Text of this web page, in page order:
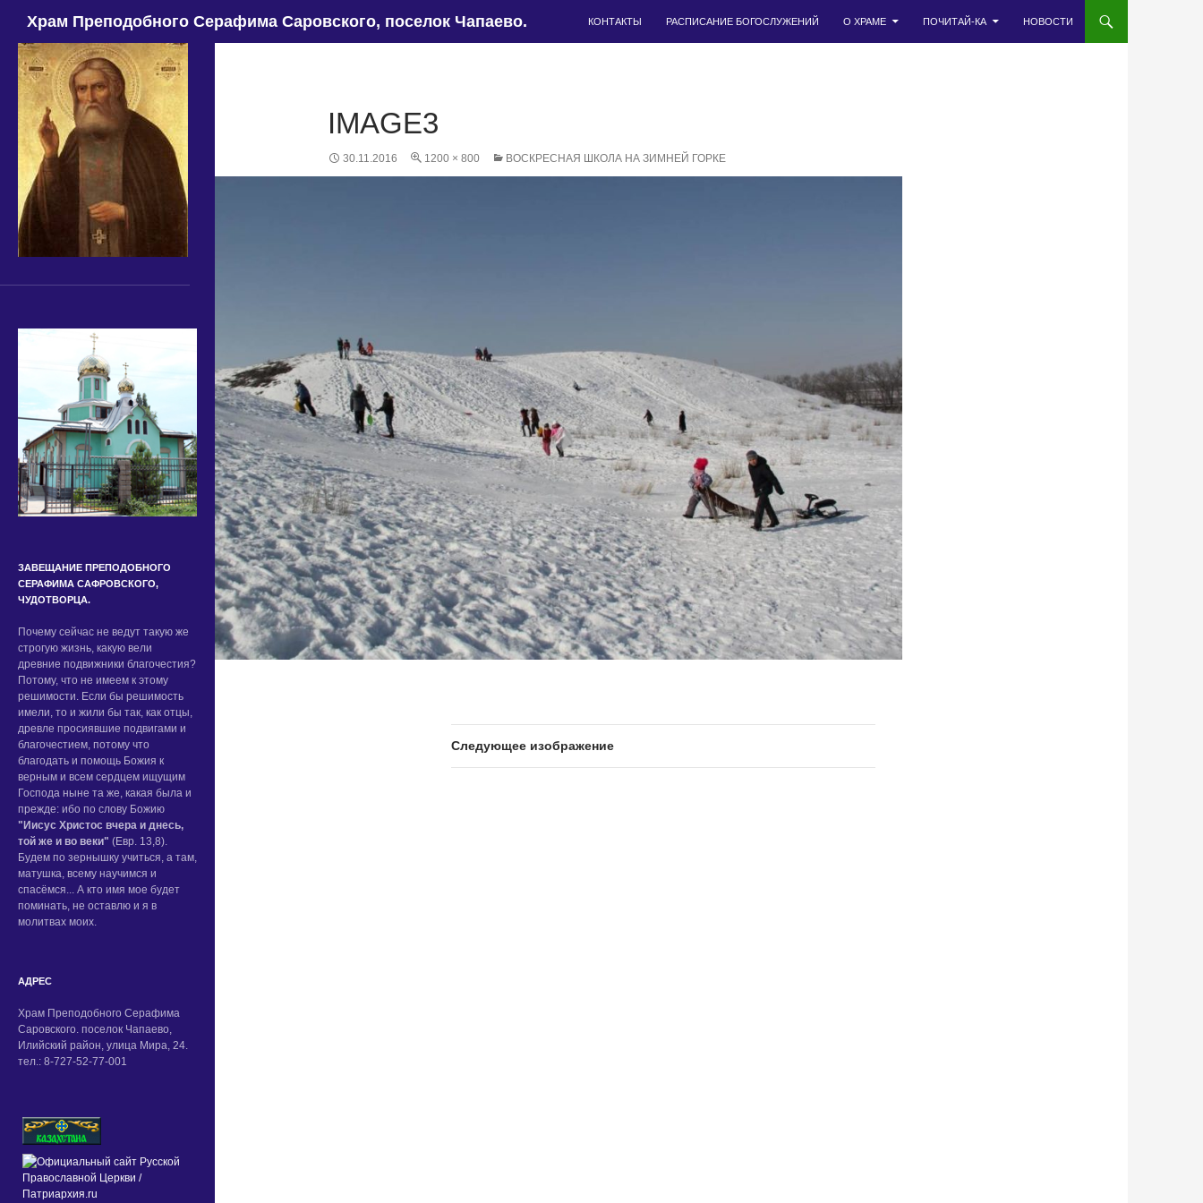
Храм Преподобного Серафима Саровского, поселок Чапаево.
КОНТАКТЫ
РАСПИСАНИЕ БОГОСЛУЖЕНИЙ О ХРАМЕ ПОЧИТАЙ-КА НОВОСТИ
IMAGE3
30.11.2016 1200 × 800 ВОСКРЕСНАЯ ШКОЛА НА ЗИМНЕЙ ГОРКЕ
Следующее изображение
ЗАВЕЩАНИЕ ПРЕПОДОБНОГО
СЕРАФИМА САФРОВСКОГО,
ЧУДОТВОРЦА.
Почему сейчас не ведут такую же
строгую жизнь, какую вели
древние подвижники благочестия?
Потому, что не имеем к этому
решимости. Если бы решимость
имели, то и жили бы так, как отцы,
древле просиявшие подвигами и
благочестием, потому что
благодать и помощь Божия к
верным и всем сердцем ищущим
Господа ныне та же, какая была и
прежде: ибо по слову Божию
"Иисус Христос вчера и днесь,
той же и во веки" (Евр. 13,8).
Будем по зернышку учиться, а там,
матушка, всему научимся и
спасёмся... А кто имя мое будет
поминать, не оставлю и я в
молитвах моих.
АДРЕС
Храм Преподобного Серафима
Саровского. поселок Чапаево,
Илийский район, улица Мира, 24.
тел.: 8-727-52-77-001